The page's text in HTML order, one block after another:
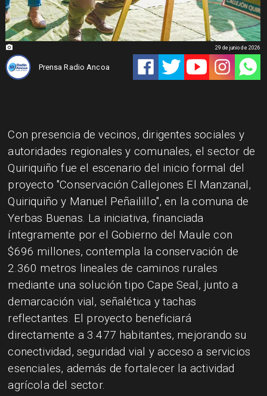
Prensa Radio Ancoa
29 de junio de 2026
Con presencia de vecinos, dirigentes sociales y
autoridades regionales y comunales, el sector de
Quiriquiño fue el escenario del inicio formal del
proyecto "Conservación Callejones El Manzanal,
Quiriquiño y Manuel Peñailillo", en la comuna de
Yerbas Buenas. La iniciativa, financiada
íntegramente por el Gobierno del Maule con
$696 millones, contempla la conservación de
2.360 metros lineales de caminos rurales
mediante una solución tipo Cape Seal, junto a
demarcación vial, señalética y tachas
reflectantes. El proyecto beneficiará
directamente a 3.477 habitantes, mejorando su
conectividad, seguridad vial y acceso a servicios
esenciales, además de fortalecer la actividad
agrícola del sector.